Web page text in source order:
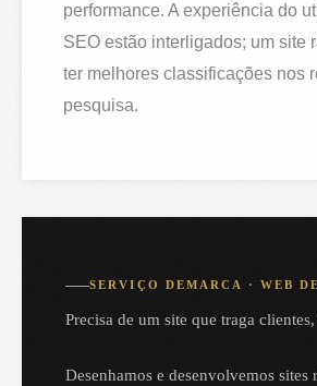
performance. A experiência do
SEO estão interligados; um site
ter melhores classificações nos
pesquisa.
SERVIÇO DEMARCA · WEB
Precisa de um site que traga
Desenhamos e desenvolvemos sites